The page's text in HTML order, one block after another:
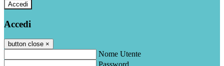
Accedi
Accedi
button close ×
Nome Utente